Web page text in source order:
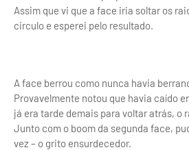
Assim que vi que a face iria soltar os
circulo e esperei pelo resultado.
A face berrou como nunca havia
Provavelmente notou que havia caído
já era tarde demais para voltar atrás, o
Junto com o boom da segunda face,
vez – o grito ensurdecedor.